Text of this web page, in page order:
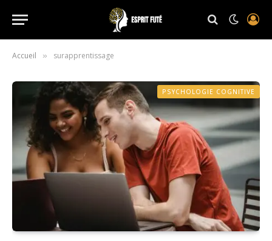
Accueil » surapprentissage
PSYCHOLOGIE COGNITIVE